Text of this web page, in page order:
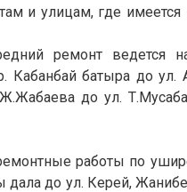
и улицам, где имеется
ремонт ведется
Кабанбай батыра до
до ул.
работы по
дала до ул. Керей,